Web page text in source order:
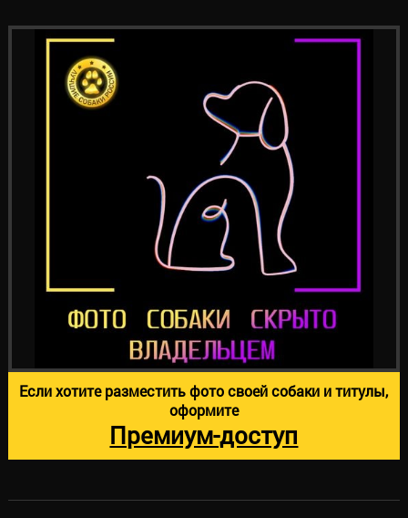
Если хотите разместить фото своей собаки и титулы,
оформите
Премиум-доступ